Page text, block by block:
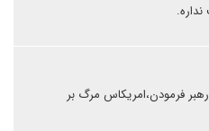
فرمودن،امریکاس مرگ بر